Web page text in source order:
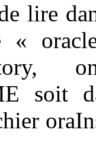
lire
«
soit